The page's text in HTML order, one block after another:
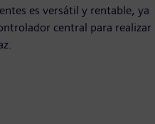
es versátil y rentable, ya
central para realizar